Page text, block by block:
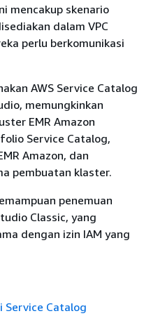
mencakup skenario
dalam VPC
perlu berkomunikasi
AWS Service Catalog
memungkinkan
EMR Amazon
Service Catalog,
Amazon, dan
pembuatan klaster.
penemuan
Classic, yang
dengan izin IAM yang
Service Catalog